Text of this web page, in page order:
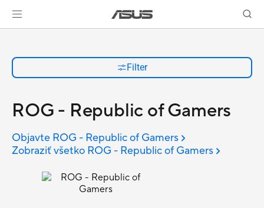
Filter
ROG - Republic of Gamers
Objavte ROG - Republic of Gamers
Zobraziť všetko ROG - Republic of Gamers